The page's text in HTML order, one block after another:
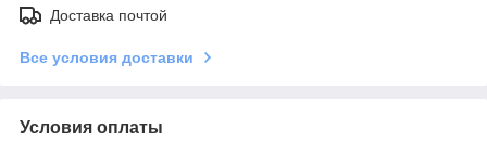
Доставка почтой
Все условия доставки
Условия оплаты